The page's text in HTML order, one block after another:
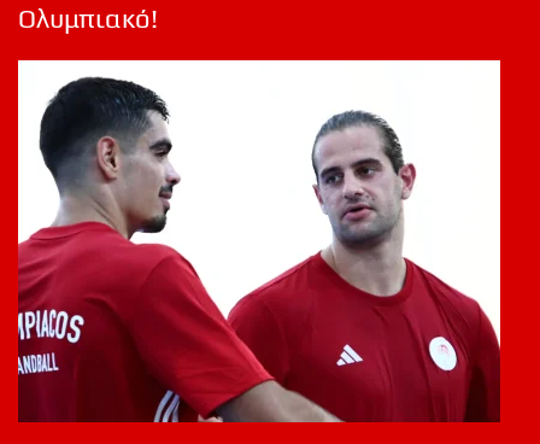
Ολυμπιακό!